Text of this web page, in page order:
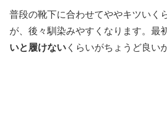
普段の靴下に合わせてややキツいく
が、後々馴染みやすくなります。最
いと履けない くらいがちょうど良い